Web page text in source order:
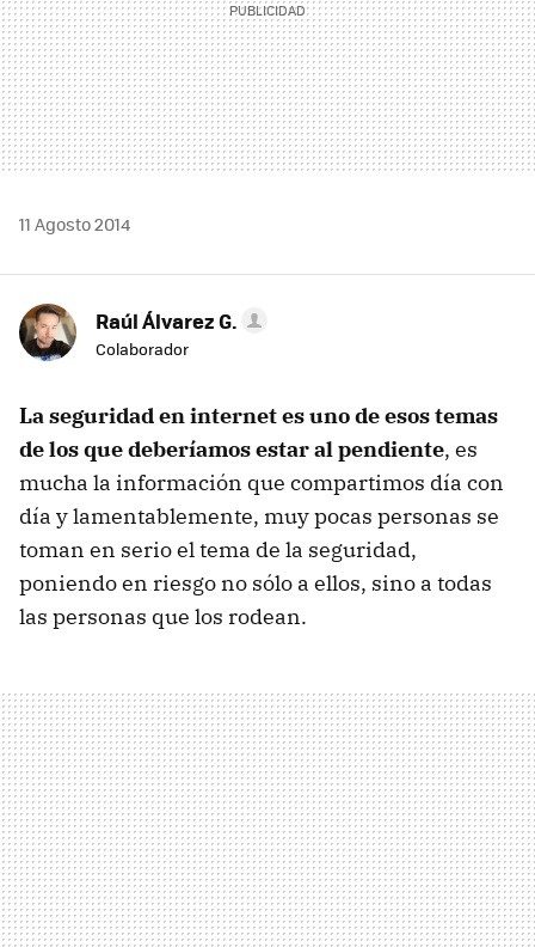
11 Agosto 2014
Raúl Álvarez G.
Colaborador
La seguridad en internet es uno de esos temas
de los que deberíamos estar al pendiente, es
mucha la información que compartimos día con
día y lamentablemente, muy pocas personas se
toman en serio el tema de la seguridad,
poniendo en riesgo no sólo a ellos, sino a todas
las personas que los rodean.